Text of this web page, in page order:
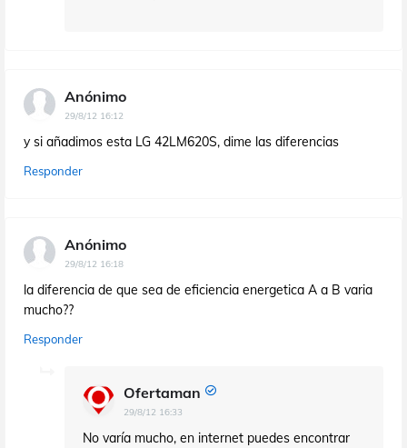
Anónimo
29/8/12 16:12
y si añadimos esta LG 42LM620S, dime las diferencias
Responder
Anónimo
29/8/12 16:18
la diferencia de que sea de eficiencia energetica A a B varia
mucho??
Responder
Ofertaman
29/8/12 16:33
No varía mucho, en internet puedes encontrar